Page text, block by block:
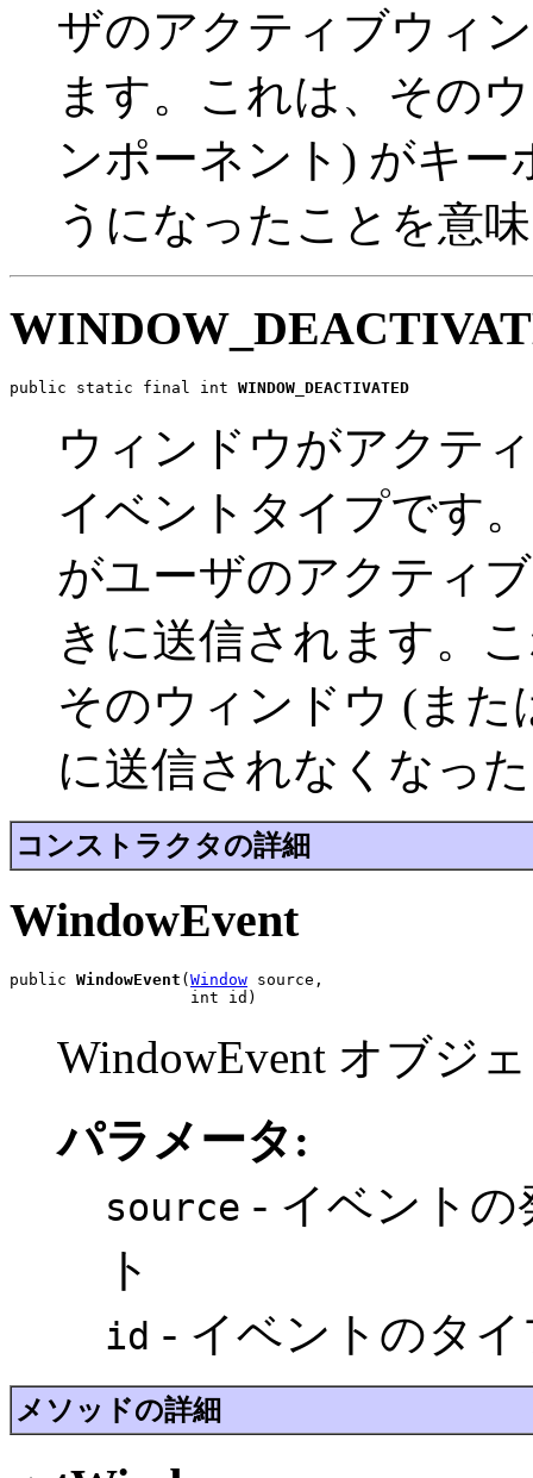
ザのアクティブウィ
ます。これは、その
ンポーネント) がキ
うになったことを意
public static final int WINDOW_DEACTIVATED
ウィンドウがアクテ
イベントタイプです
がユーザのアクティ
きに送信されます。
そのウィンドウ (ま
に送信されなくなっ
コンストラクタの詳細
WindowEvent
public WindowEvent ( Window source,
                   int id)
WindowEvent オブジ
パラメータ:
source - イベントの
ト
id - イベントのタ
メソッドの詳細